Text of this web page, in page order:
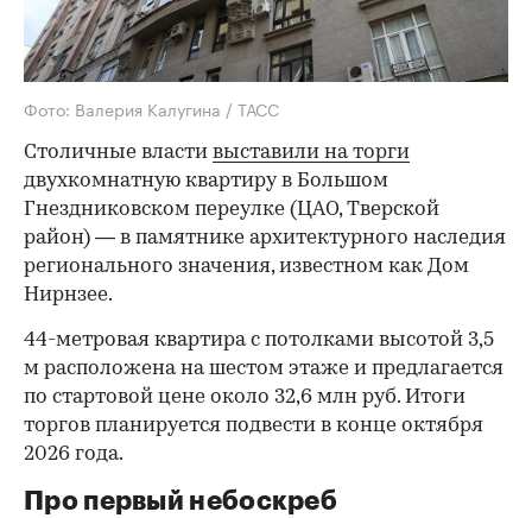
Фото: Валерия Калугина / ТАСС
Столичные власти выставили на торги
двухкомнатную квартиру в Большом
Гнездниковском переулке (ЦАО, Тверской
район) — в памятнике архитектурного наследия
регионального значения, известном как Дом
Нирнзее.
44-метровая квартира с потолками высотой 3,5
м расположена на шестом этаже и предлагается
по стартовой цене около 32,6 млн руб. Итоги
торгов планируется подвести в конце октября
2026 года.
Про первый небоскреб